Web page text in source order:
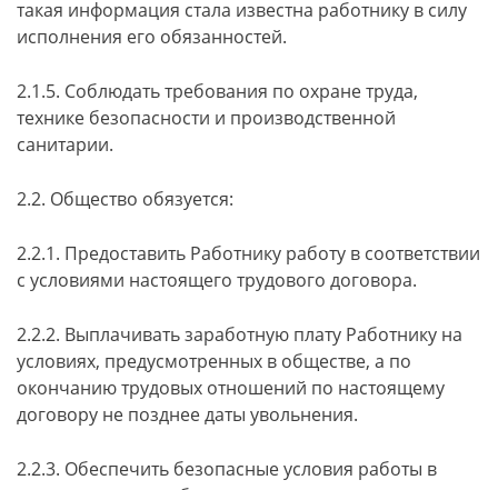
такая информация стала известна работнику в силу
исполнения его обязанностей.
2.1.5. Соблюдать требования по охране труда,
технике безопасности и производственной
санитарии.
2.2. Общество обязуется:
2.2.1. Предоставить Работнику работу в соответствии
с условиями настоящего трудового договора.
2.2.2. Выплачивать заработную плату Работнику на
условиях, предусмотренных в обществе, а по
окончанию трудовых отношений по настоящему
договору не позднее даты увольнения.
2.2.3. Обеспечить безопасные условия работы в